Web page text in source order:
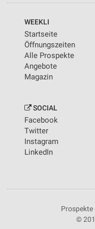
WEEKLI
Startseite
Öffnungszeiten
Alle Prospekte
Angebote
Magazin
SOCIAL
Facebook
Twitter
Instagram
LinkedIn
Prospekte
©